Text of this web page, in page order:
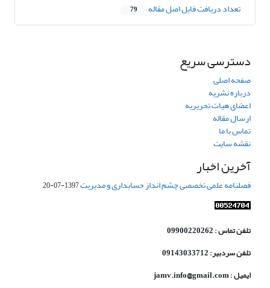
تعداد دریافت فایل اصل مقاله 79
دسترسی سریع
صفحه اصلی
درباره نشریه
اعضای هیات تحریریه
ارسال مقاله
تماس با ما
نقشه سایت
آخرین اخبار
فصلنامه علمی تخصصی چشم انداز حسابداری و مدیریت1397-07-20
تلفن تماس : 09900220262
تلفن سردبیر: 09143033712
ایمیل : jamv.info@gmail.com